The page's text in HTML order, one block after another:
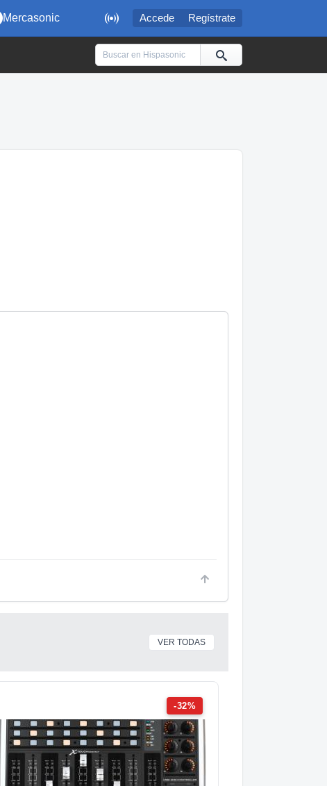
 Accede Regístrate
Mercasonic
VER TODAS
-32%